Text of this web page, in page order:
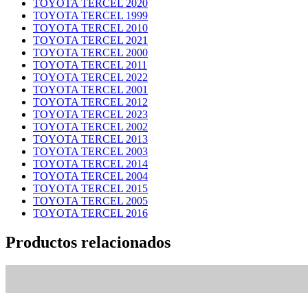
TOYOTA TERCEL 2020
TOYOTA TERCEL 1999
TOYOTA TERCEL 2010
TOYOTA TERCEL 2021
TOYOTA TERCEL 2000
TOYOTA TERCEL 2011
TOYOTA TERCEL 2022
TOYOTA TERCEL 2001
TOYOTA TERCEL 2012
TOYOTA TERCEL 2023
TOYOTA TERCEL 2002
TOYOTA TERCEL 2013
TOYOTA TERCEL 2003
TOYOTA TERCEL 2014
TOYOTA TERCEL 2004
TOYOTA TERCEL 2015
TOYOTA TERCEL 2005
TOYOTA TERCEL 2016
Productos relacionados